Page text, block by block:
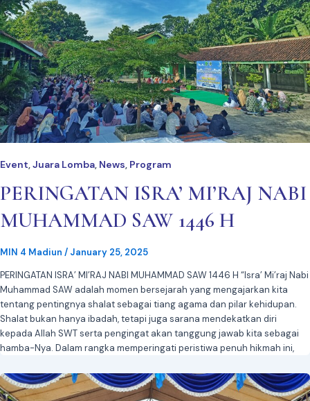
Event,Juara Lomba, News, Program
PERINGATAN ISRA’ MI’RAJ NABI
MUHAMMAD SAW 1446 H
MIN 4 Madiun / January 25, 2025
PERINGATAN ISRA’ MI’RAJ NABI MUHAMMAD SAW 1446 H “Isra’ Mi’raj Nabi
Muhammad SAW adalah momen bersejarah yang mengajarkan kita
tentang pentingnya shalat sebagai tiang agama dan pilar kehidupan.
Shalat bukan hanya ibadah, tetapi juga sarana mendekatkan diri
kepada Allah SWT serta pengingat akan tanggung jawab kita sebagai
hamba-Nya. Dalam rangka memperingati peristiwa penuh hikmah ini,